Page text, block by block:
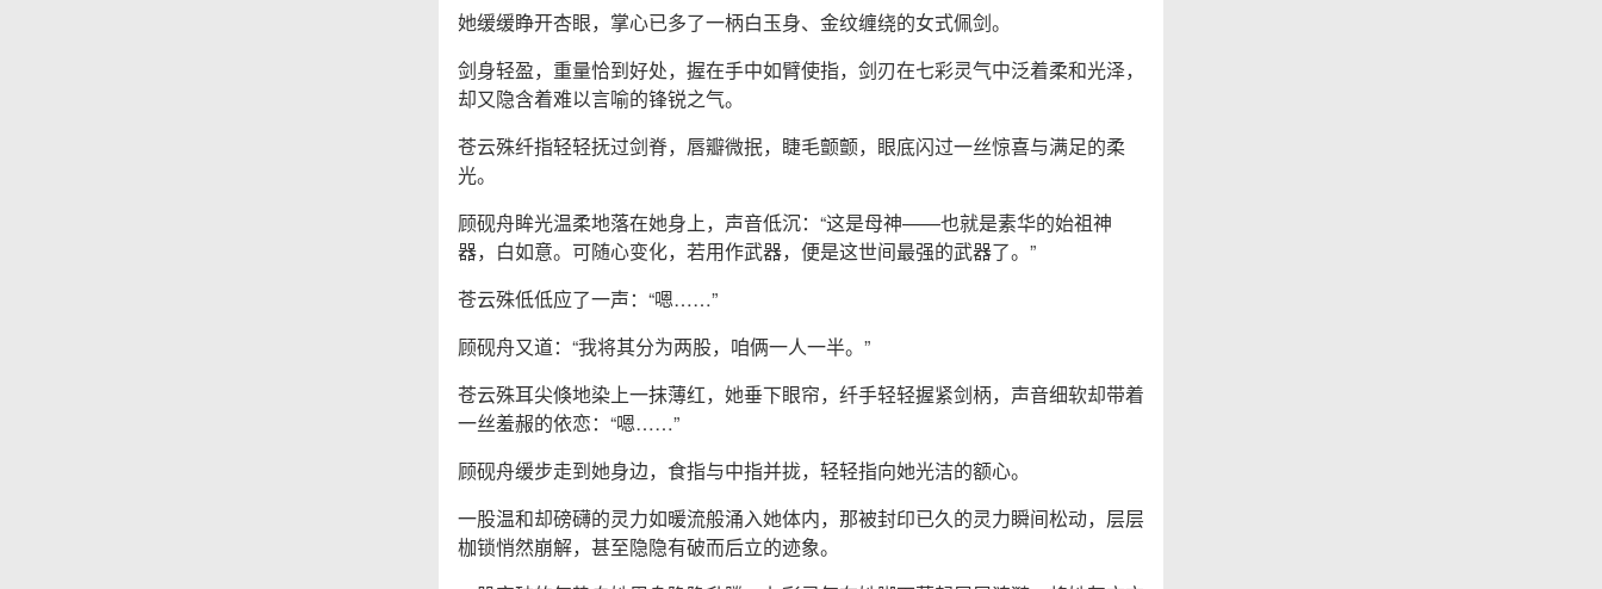
她缓缓睁开杏眼，掌心已多了一柄白玉身、金纹缠绕的女式佩剑。
剑身轻盈，重量恰到好处，握在手中如臂使指，剑刃在七彩灵气中泛着柔和光泽，
却又隐含着难以言喻的锋锐之气。
苍云殊纤指轻轻抚过剑脊，唇瓣微抿，睫毛颤颤，眼底闪过一丝惊喜与满足的柔
光。
顾砚舟眸光温柔地落在她身上，声音低沉：“这是母神——也就是素华的始祖神
器，白如意。可随心变化，若用作武器，便是这世间最强的武器了。”
苍云殊低低应了一声：“嗯……”
顾砚舟又道：“我将其分为两股，咱俩一人一半。”
苍云殊耳尖倏地染上一抹薄红，她垂下眼帘，纤手轻轻握紧剑柄，声音细软却带着
一丝羞赧的依恋：“嗯……”
顾砚舟缓步走到她身边，食指与中指并拢，轻轻指向她光洁的额心。
一股温和却磅礴的灵力如暖流般涌入她体内，那被封印已久的灵力瞬间松动，层层
枷锁悄然崩解，甚至隐隐有破而后立的迹象。